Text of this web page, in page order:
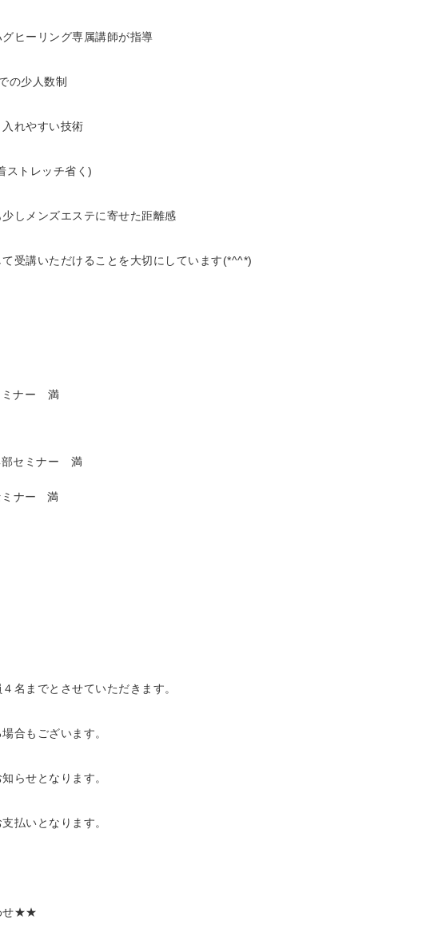
ヒーリング専属講師が指導
の少人数制
れやすい技術
ストレッチ省く)
しメンズエステに寄せた距離感
受講いただけることを大切にしています(*^^*)
ミナー 満
セミナー 満
ミナー 満
名までとさせていただきます。
合もございます。
らせとなります。
払いとなります。
せ★★